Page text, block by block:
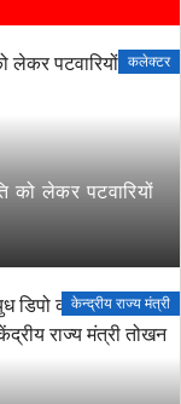
कलेक्टर
को लेकर पटवारियों
केन्द्रीय राज्य मंत्री